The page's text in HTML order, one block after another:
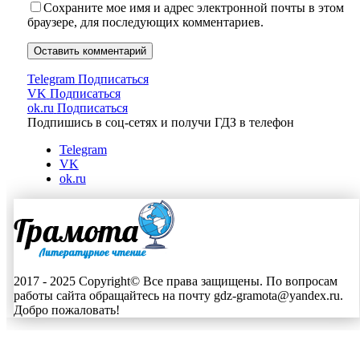
Сохраните мое имя и адрес электронной почты в этом
браузере, для последующих комментариев.
Telegram Подписаться
VK Подписаться
ok.ru Подписаться
Подпишись в соц-сетях и получи ГДЗ в телефон
Telegram
VK
ok.ru
2017 - 2025 Copyright© Все права защищены. По вопросам
работы сайта обращайтесь на почту gdz-gramota@yandex.ru.
Добро пожаловать!